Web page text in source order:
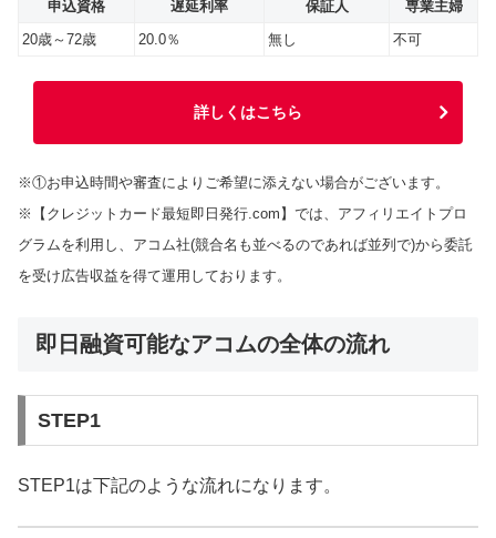
申込資格 遅延利率 保証人
専業主婦
20歳～72歳
20.0％ 無し 不可
詳しくはこちら
※①お申込時間や審査によりご希望に添えない場合がございます。
※【クレジットカード最短即日発行.com】では、アフィリエイトプロ
グラムを利用し、アコム社(競合名も並べるのであれば並列で)から委託
を受け広告収益を得て運用しております。
即日融資可能なアコムの全体の流れ
STEP1
STEP1は下記のような流れになります。